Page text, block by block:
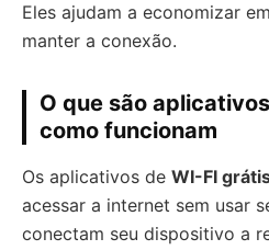
Eles ajudam a economizar
manter a conexão.
O que são
como funcionam
Os aplicativos de WI-FI
acessar a internet sem usar
conectam seu dispositivo a